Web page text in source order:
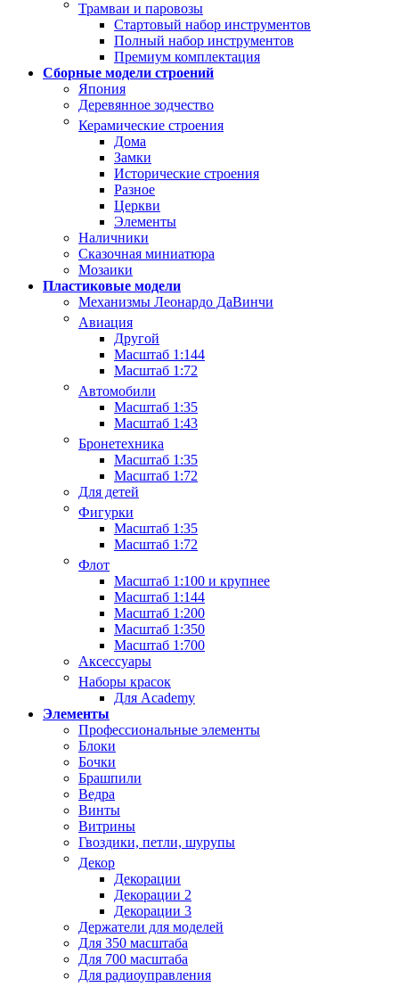
Трамваи и паровозы
Стартовый набор инструментов
Полный набор инструментов
Премиум комплектация
Сборные модели строений
Япония
Деревянное зодчество
Керамические строения
Дома
Замки
Исторические строения
Разное
Церкви
Элементы
Наличники
Сказочная миниатюра
Мозаики
Пластиковые модели
Механизмы Леонардо ДаВинчи
Авиация
Другой
Масштаб 1:144
Масштаб 1:72
Автомобили
Масштаб 1:35
Масштаб 1:43
Бронетехника
Масштаб 1:35
Масштаб 1:72
Для детей
Фигурки
Масштаб 1:35
Масштаб 1:72
Флот
Масштаб 1:100 и крупнее
Масштаб 1:144
Масштаб 1:200
Масштаб 1:350
Масштаб 1:700
Аксессуары
Наборы красок
Для Academy
Элементы
Профессиональные элементы
Блоки
Бочки
Брашпили
Ведра
Винты
Витрины
Гвоздики, петли, шурупы
Декор
Декорации
Декорации 2
Декорации 3
Держатели для моделей
Для 350 масштаба
Для 700 масштаба
Для радиоуправления